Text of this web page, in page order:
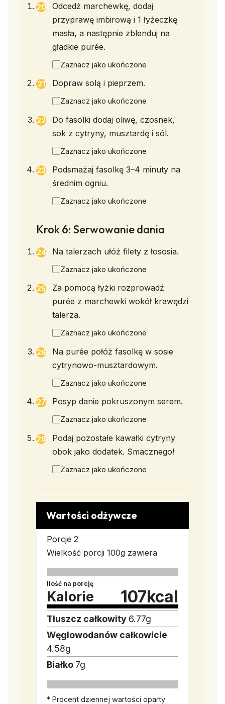
Odcedź marchewkę, dodaj
przyprawę imbirową i 1 łyżeczkę
masła, a następnie zblenduj na
gładkie purée.
Zaznacz jako ukończone
Dopraw solą i pieprzem.
Zaznacz jako ukończone
Do fasolki dodaj oliwę, czosnek,
sok z cytryny, musztardę i sól.
Zaznacz jako ukończone
Podsmażaj fasolkę 3–4 minuty na
średnim ogniu.
Zaznacz jako ukończone
Krok 6: Serwowanie dania
Na talerzach ułóż filety z łososia.
Zaznacz jako ukończone
Za pomocą łyżki rozprowadź
purée z marchewki wokół krawędzi
talerza.
Zaznacz jako ukończone
Na purée połóż fasolkę w sosie
cytrynowo-musztardowym.
Zaznacz jako ukończone
Posyp danie pokruszonym serem.
Zaznacz jako ukończone
Podaj pozostałe kawałki cytryny
obok jako dodatek. Smacznego!
Zaznacz jako ukończone
Wartości odżywcze
Porcje 2
Wielkość porcji 100g zawiera
Ilość na porcję
Kalorie 107kcal
Tłuszcz całkowity 6.77g
Węglowodanów całkowicie
4.58g
Białko 7g
* Procent dziennej wartości oparty